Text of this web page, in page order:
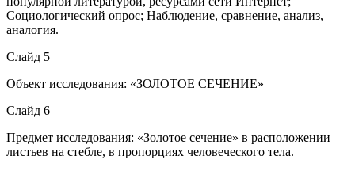
Социологический опрос; Наблюдение, сравнение, анализ,
аналогия.
Слайд 5
Объект исследования: «ЗОЛОТОЕ СЕЧЕНИЕ»
Слайд 6
Предмет исследования: «Золотое сечение» в расположении
листьев на стебле, в пропорциях человеческого тела.